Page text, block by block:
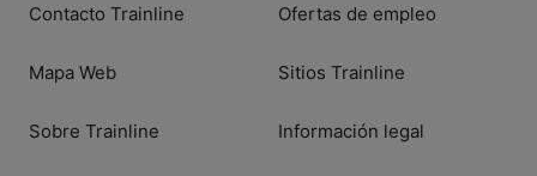
Contacto Trainline
Mapa Web
Sobre Trainline
Ofertas de empleo
Sitios Trainline
Información legal